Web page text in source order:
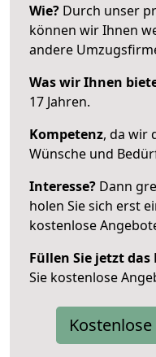
Wie? Durch unser
können wir Ihnen
andere
Was wir Ihnen
17 Jahren.
Kompetenz, da wir
Wünsche und
Interesse? Dann
holen Sie sich erst
kostenlose
Füllen Sie jetzt
Sie kostenlose